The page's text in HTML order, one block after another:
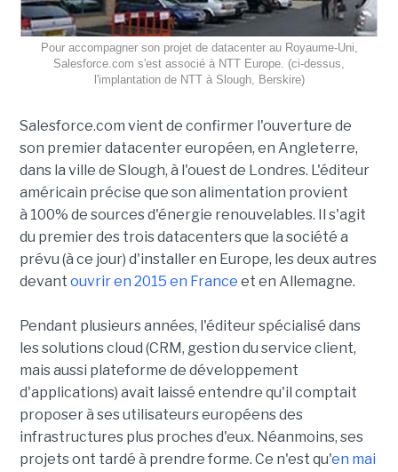
Pour accompagner son projet de datacenter au Royaume-Uni,
Salesforce.com s'est associé à NTT Europe. (ci-dessus,
l'implantation de NTT à Slough, Berskire)
Salesforce.com vient de confirmer l'ouverture de
son premier datacenter européen, en Angleterre,
dans la ville de Slough, à l'ouest de Londres. L'éditeur
américain précise que son alimentation provient
à 100% de sources d'énergie renouvelables. Il s'agit
du premier des trois datacenters que la société a
prévu (à ce jour) d'installer en Europe, les deux autres
devant ouvrir en 2015 en France et en Allemagne.
Pendant plusieurs années, l'éditeur spécialisé dans
les solutions cloud (CRM, gestion du service client,
mais aussi plateforme de développement
d'applications) avait laissé entendre qu'il comptait
proposer à ses utilisateurs européens des
infrastructures plus proches d'eux. Néanmoins, ses
projets ont tardé à prendre forme. Ce n'est qu'en mai